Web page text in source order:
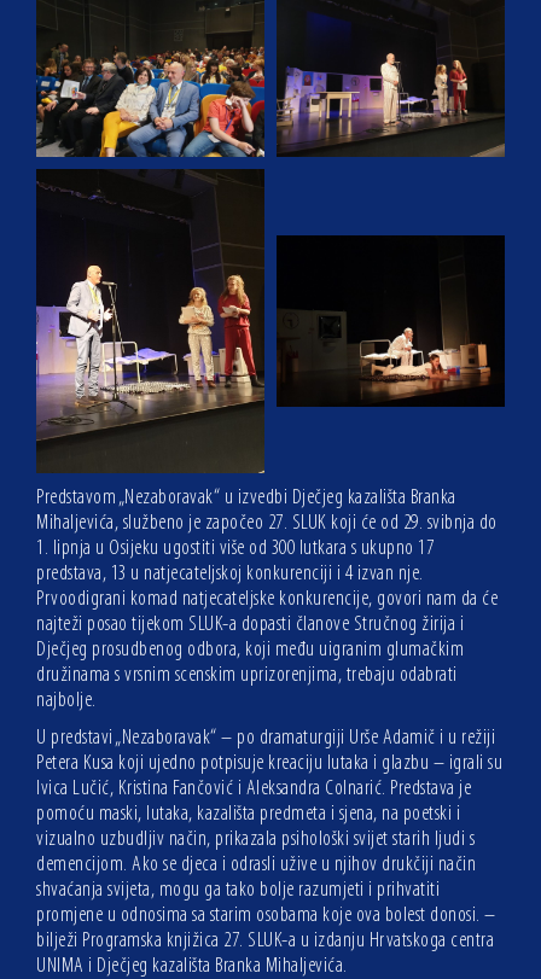
Predstavom „Nezaboravak“ u izvedbi Dječjeg kazališta Branka
Mihaljevića, službeno je započeo 27. SLUK koji će od 29. svibnja do
1. lipnja u Osijeku ugostiti više od 300 lutkara s ukupno 17
predstava, 13 u natjecateljskoj konkurenciji i 4 izvan nje.
Prvoodigrani komad natjecateljske konkurencije, govori nam da će
najteži posao tijekom SLUK-a dopasti članove Stručnog žirija i
Dječjeg prosudbenog odbora, koji među uigranim glumačkim
družinama s vrsnim scenskim uprizorenjima, trebaju odabrati
najbolje.
U predstavi „Nezaboravak“ – po dramaturgiji Urše Adamič i u režiji
Petera Kusa koji ujedno potpisuje kreaciju lutaka i glazbu – igrali su
Ivica Lučić, Kristina Fančović i Aleksandra Colnarić. Predstava je
pomoću maski, lutaka, kazališta predmeta i sjena, na poetski i
vizualno uzbudljiv način, prikazala psihološki svijet starih ljudi s
demencijom. Ako se djeca i odrasli užive u njihov drukčiji način
shvaćanja svijeta, mogu ga tako bolje razumjeti i prihvatiti
promjene u odnosima sa starim osobama koje ova bolest donosi. –
bilježi Programska knjižica 27. SLUK-a u izdanju Hrvatskoga centra
UNIMA i Dječjeg kazališta Branka Mihaljevića.